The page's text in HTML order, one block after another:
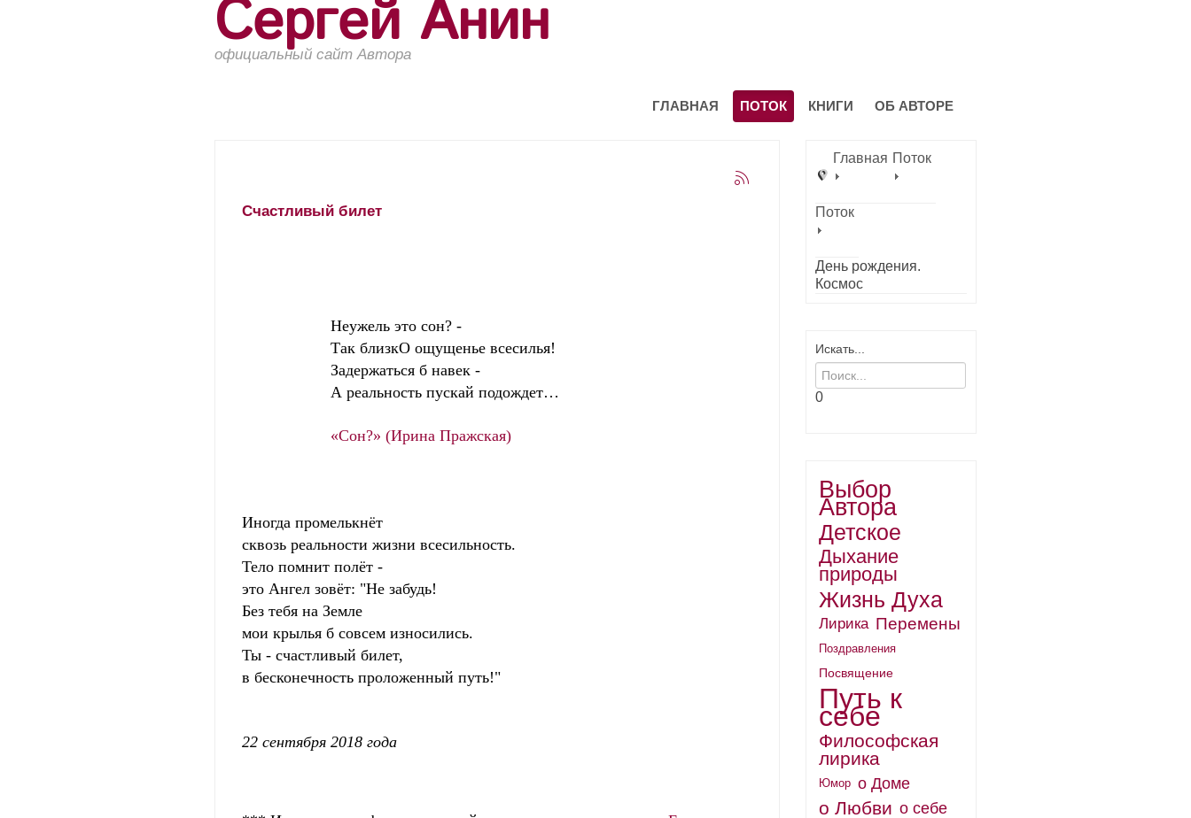
Сергей Анин
официальный сайт Автора
ГЛАВНАЯ ПОТОК КНИГИ ОБ АВТОРЕ
Счастливый билет
Неужель это сон? -
Так близкО ощущенье всесилья!
Задержаться б навек -
А реальность пускай подождет…
«Сон?» (Ирина Пражская)
Иногда промелькнёт
сквозь реальности жизни всесильность.
Тело помнит полёт -
это Ангел зовёт: "Не забудь!
Без тебя на Земле
мои крылья б совсем износились.
Ты - счастливый билет,
в бесконечность проложенный путь!"
22 сентября 2018 года
Главная Поток
Поток
День рождения.
Космос
Искать...
0
Выбор
Автора
Детское
Дыхание
природы
Жизнь Духа
Лирика Перемены
Поздравления
Посвящение
Путь к
себе
Философская
лирика
Юмор о Доме
о Любви о себе